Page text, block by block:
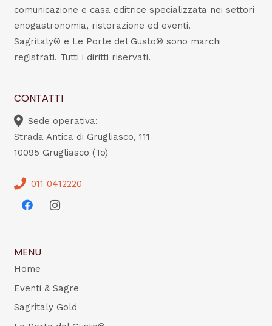
comunicazione e casa editrice specializzata nei settori
enogastronomia, ristorazione ed eventi.
Sagritaly® e Le Porte del Gusto® sono marchi
registrati. Tutti i diritti riservati.
CONTATTI
Sede operativa:
Strada Antica di Grugliasco, 111
10095 Grugliasco (To)
011 0412220
MENU
Home
Eventi & Sagre
Sagritaly Gold